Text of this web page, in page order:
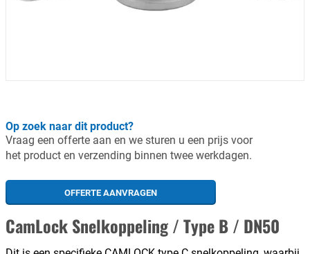
Op zoek naar dit product?
Vraag een offerte aan en we sturen u een prijs voor
het product en verzending binnen twee werkdagen.
OFFERTE AANVRAGEN
CamLock Snelkoppeling / Type B / DN50